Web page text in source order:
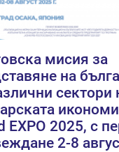
мисия за
на
сектори
EXPO 2025, с
2-8